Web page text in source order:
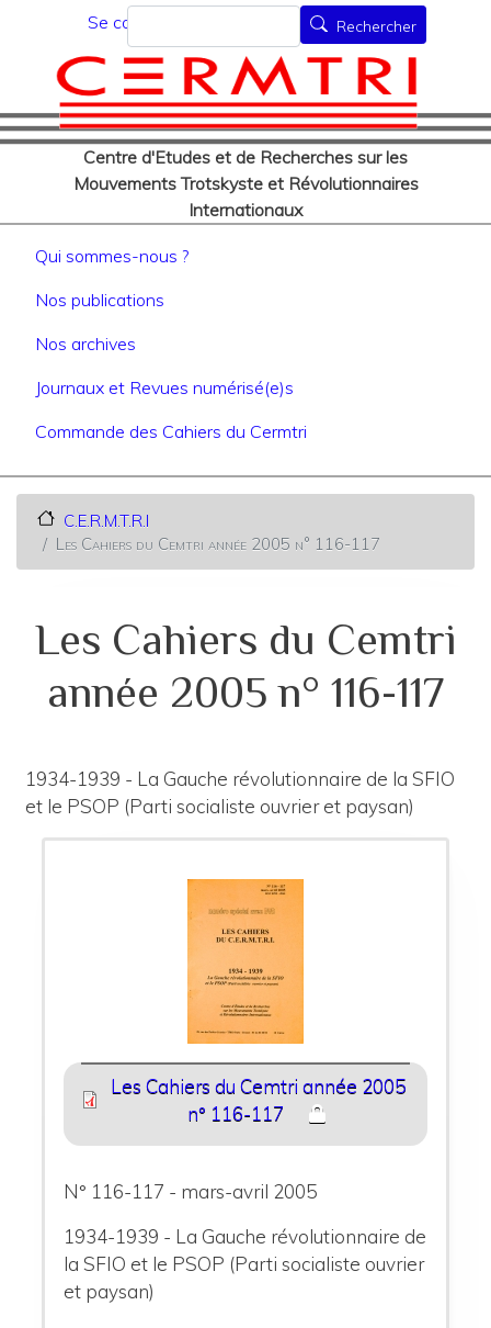
au
contenu
principal
Menu du compte de
Se connecter
Centre d'Etudes et de Recherches sur les
Mouvements Trotskyste et Révolutionnaires
Internationaux
Rechercher Rechercher
Navigation principale
Qui sommes-nous ?
Nos publications
Nos archives
Journaux et Revues numérisé(e)s
Commande des Cahiers du Cermtri
C.E.R.M.T.R.I
Les Cahiers du Cemtri année 2005 n° 116-117
Les Cahiers du Cemtri
année 2005 n° 116-117
1934-1939 - La Gauche révolutionnaire de la SFIO
et le PSOP (Parti socialiste ouvrier et paysan)
Les Cahiers du Cemtri année 2005
n° 116-117
N° 116-117 - mars-avril 2005
1934-1939 - La Gauche révolutionnaire de
la SFIO et le PSOP (Parti socialiste ouvrier
et paysan)